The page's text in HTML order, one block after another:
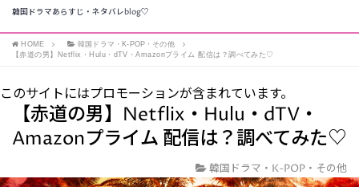
韓国ドラマあらすじ・ネタバレblog♡
HOME
韓国ドラマ・K-POP・その他
【赤道の男】Netflix・Hulu・dTV・Amazonプライム 配信は？調べてみた♡
このサイトにはプロモーションが含まれています。
【赤道の男】Netflix・Hulu・dTV・
Amazonプライム 配信は？調べてみた♡
韓国ドラマ・K-POP・その他